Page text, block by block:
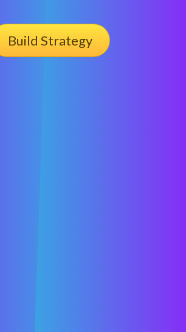
Build Strategy